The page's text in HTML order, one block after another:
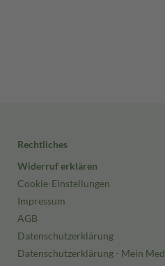
Rechtliches
Widerruf erklären
Cookie-Einstellungen
Impressum
AGB
Datenschutzerklärung
Datenschutzerklärung - Mein